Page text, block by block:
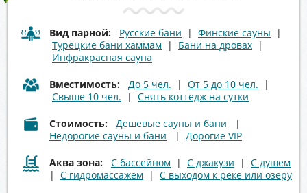
Вид парной: Русские бани | Финские сауны |
Турецкие бани хаммам | Бани на дровах |
Инфракрасная сауна
Вместимость: До 5 чел. | От 5 до 10 чел. |
Свыше 10 чел. | Снять коттедж на сутки
Стоимость: Дешевые сауны и бани |
Недорогие сауны и бани | Дорогие VIP
Аква зона: С бассейном | С джакузи | С душем
| С гидромассажем | С выходом к реке или озеру